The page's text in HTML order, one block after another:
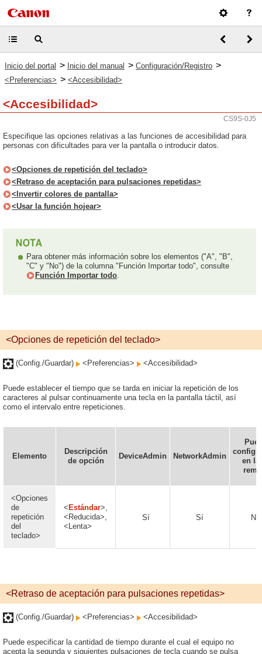
Inicio del portal > Inicio del manual > Configuración/Registro >
<Preferencias> > <Accesibilidad>
<Accesibilidad>
CS9S-0J5
Especifique las opciones relativas a las funciones de accesibilidad para
personas con dificultades para ver la pantalla o introducir datos.
<Opciones de repetición del teclado>
<Retraso de aceptación para pulsaciones repetidas>
<Invertir colores de pantalla>
<Usar la función hojear>
Para obtener más información sobre los elementos ("A", "B",
"C" y "No") de la columna "Función Importar todo", consulte
Función Importar todo.
<Opciones de repetición del teclado>
(Config./Guardar) <Preferencias> <Accesibilidad>
Puede establecer el tiempo que se tarda en iniciar la repetición de los
caracteres al pulsar continuamente una tecla en la pantalla táctil, así
como el intervalo entre repeticiones.
Elemento
Descripción
de opción
DeviceAdmin NetworkAdmin
en la
<Opciones
de
repetición
del
teclado>
< Estándar>,
<Reducida>,
<Lenta>
Sí Sí No
<Retraso de aceptación para pulsaciones repetidas>
(Config./Guardar) <Preferencias> <Accesibilidad>
Puede especificar la cantidad de tiempo durante el cual el equipo no
acepta la segunda y siguientes pulsaciones de tecla cuando se pulsa